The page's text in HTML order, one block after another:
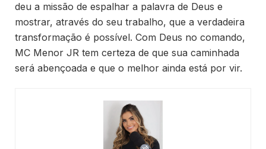
deu a missão de espalhar a palavra de Deus e
mostrar, através do seu trabalho, que a verdadeira
transformação é possível. Com Deus no comando,
MC Menor JR tem certeza de que sua caminhada
será abençoada e que o melhor ainda está por vir.